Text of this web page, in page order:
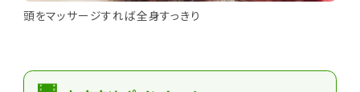
頭をマッサージすれば全身すっきり